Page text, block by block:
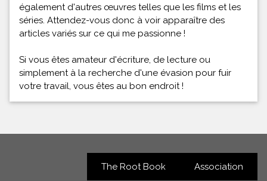
également d'autres œuvres telles que les films et les
séries. Attendez-vous donc à voir apparaître des
articles variés sur ce qui me passionne !
Si vous êtes amateur d'écriture, de lecture ou
simplement à la recherche d'une évasion pour fuir
votre travail, vous êtes au bon endroit !
Association
The Root Book